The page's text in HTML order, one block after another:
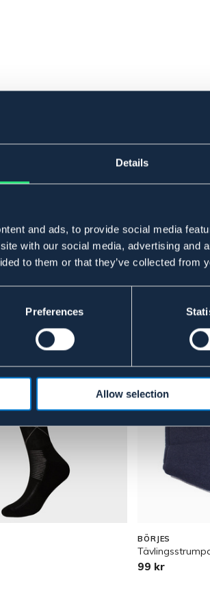
Details
and ads, to provide social media
with our social media, advertising and
to them or that they’ve collected from
Preferences
Allow selection
BÖRJES
99 kr